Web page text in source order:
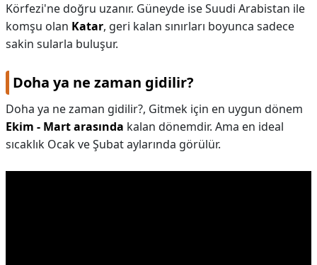
Körfezi'ne doğru uzanır. Güneyde ise Suudi Arabistan ile
komşu olan Katar, geri kalan sınırları boyunca sadece
sakin sularla buluşur.
Doha ya ne zaman gidilir?
Doha ya ne zaman gidilir?, Gitmek için en uygun dönem
Ekim - Mart arasında kalan dönemdir. Ama en ideal
sıcaklık Ocak ve Şubat aylarında görülür.